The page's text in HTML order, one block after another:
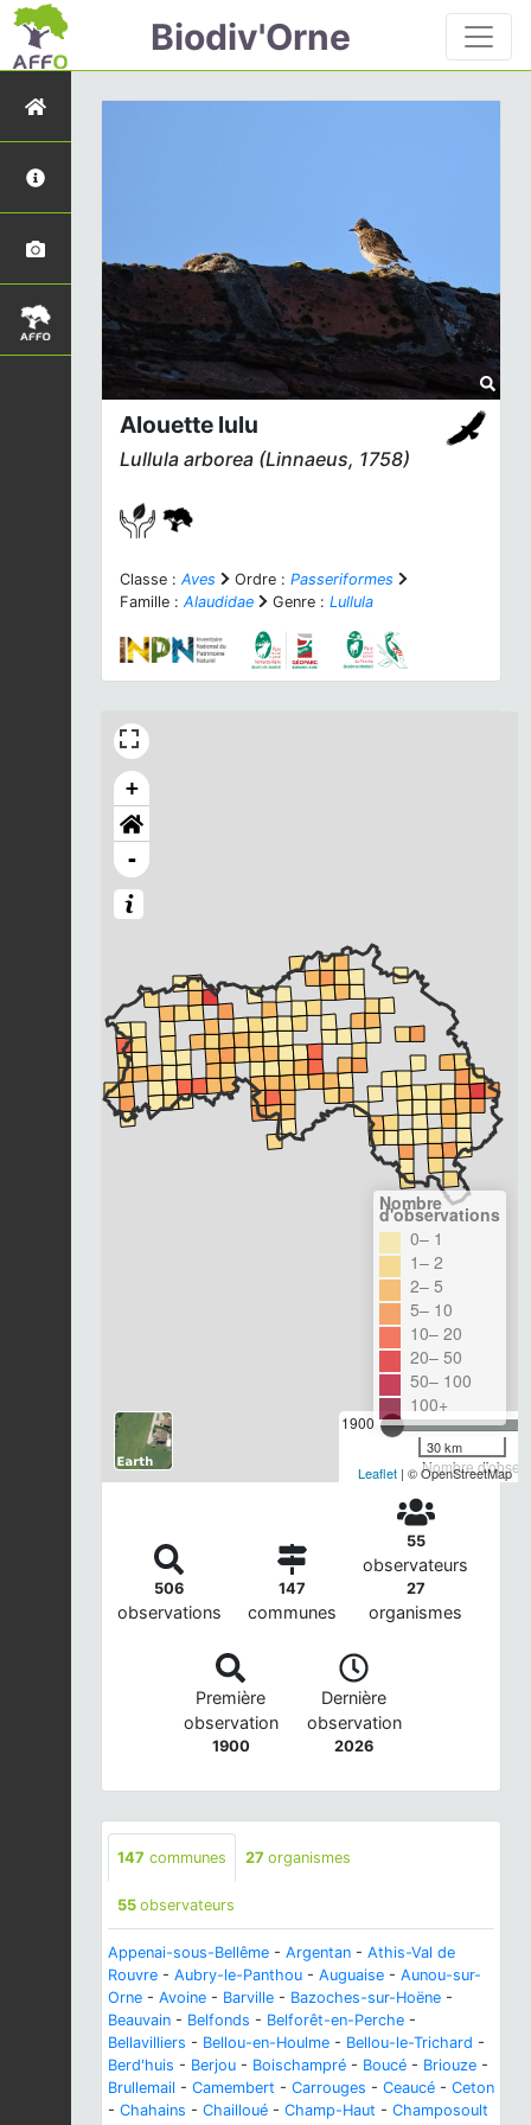
Biodiv'Orne
Alouette lulu
Lullula arborea (Linnaeus, 1758)
Classe : Aves Ordre : Passeriformes
Famille : Alaudidae Genre : Lullula
+
-
1900
Nombre
Nombre
d'observations
0– 1
1– 2
2– 5
5– 10
10– 20
20– 50
50– 100
100+
30 km
Leaflet | © OpenStreetMap
506
observations
147
communes
55
observateurs
27
organismes
Première
observation
1900
Dernière
observation
2026
147 communes 27 organismes
55 observateurs
Appenai-sous-Bellême - Argentan - Athis-Val de
Rouvre - Aubry-le-Panthou - Auguaise - Aunou-sur-
Orne - Avoine - Barville - Bazoches-sur-Hoëne -
Beauvain - Belfonds - Belforêt-en-Perche -
Bellavilliers - Bellou-en-Houlme - Bellou-le-Trichard -
Berd'huis - Berjou - Boischampré - Boucé - Briouze -
Brullemail - Camembert - Carrouges - Ceaucé - Ceton
- Chahains - Chailloué - Champ-Haut - Champosoult